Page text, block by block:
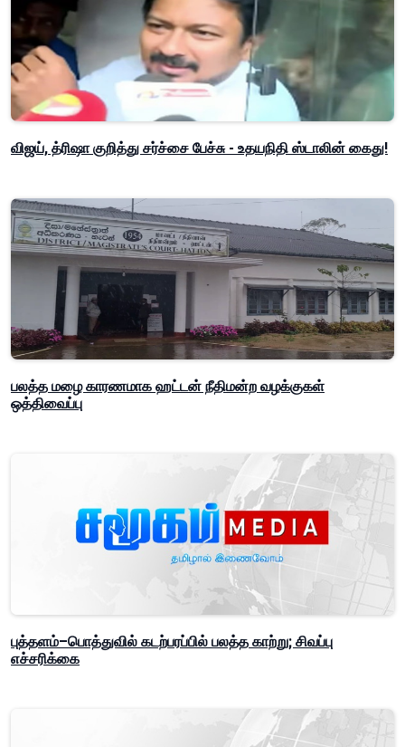
விஜய், த்ரிஷா குறித்து சர்ச்சை பேச்சு - உதயநிதி ஸ்டாலின் கைது!
பலத்த மழை காரணமாக ஹட்டன் நீதிமன்ற வழக்குகள்
ஒத்திவைப்பு
புத்தளம்–பொத்துவில் கடற்பரப்பில் பலத்த காற்று; சிவப்பு
எச்சரிக்கை